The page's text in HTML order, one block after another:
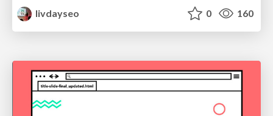
livdayseo
0 160